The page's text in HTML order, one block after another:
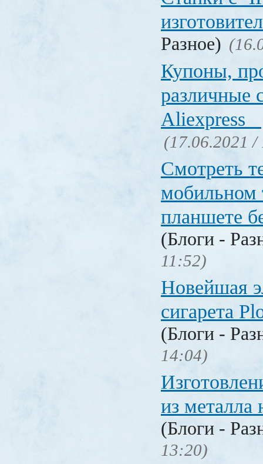
Разное)
Купоны,
различные
Aliexpress
(17.06.2021 /
Смотреть
мобильном
планшете
(Блоги -
11:52)
Новейшая
сигарета
(Блоги -
14:04)
из
(Блоги -
13:20)